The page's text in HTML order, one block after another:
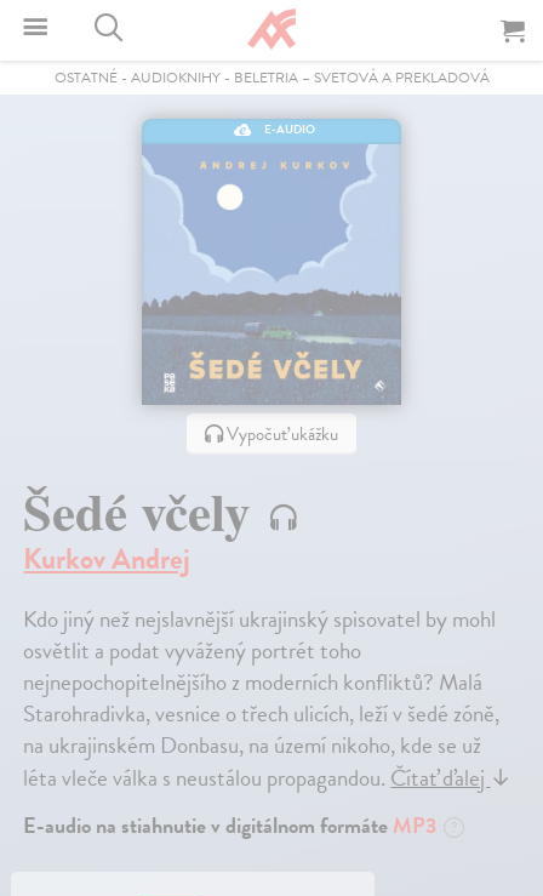
OSTATNÉ- AUDIOKNIHY- BELETRIA – SVETOVÁ A PREKLADOVÁ
E-AUDIO
Vypočuť ukážku
Šedé včely
Kurkov Andrej
Kdo jiný než nejslavnější ukrajinský spisovatel by mohl
osvětlit a podat vyvážený portrét toho
nejnepochopitelnějšího z moderních konfliktů? Malá
Starohradivka, vesnice o třech ulicích, leží v šedé zóně,
na ukrajinském Donbasu, na území nikoho, kde se už
léta vleče válka s neustálou propagandou.Čítať ďalej↓
E-audio na stiahnutie v digitálnom formáteMP3 ?